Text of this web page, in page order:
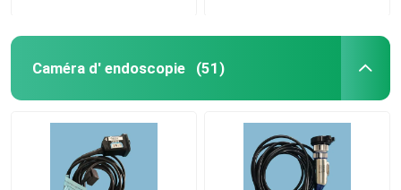
Endoscope médical
Portée souple
Endoscope rigide
Caméra d' endoscopie (51)